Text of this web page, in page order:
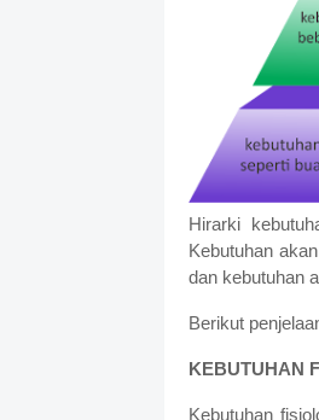
Hirarki
Kebutuhan
dan kebutuhan
Berikut
KEBUTUHAN
Kebutuhan